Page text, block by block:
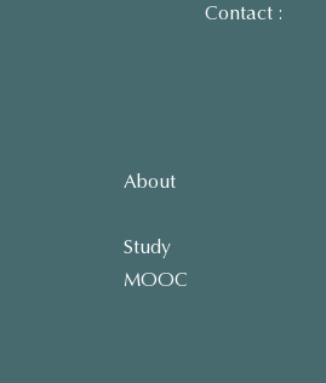
Contact :
About
Study
MOOC